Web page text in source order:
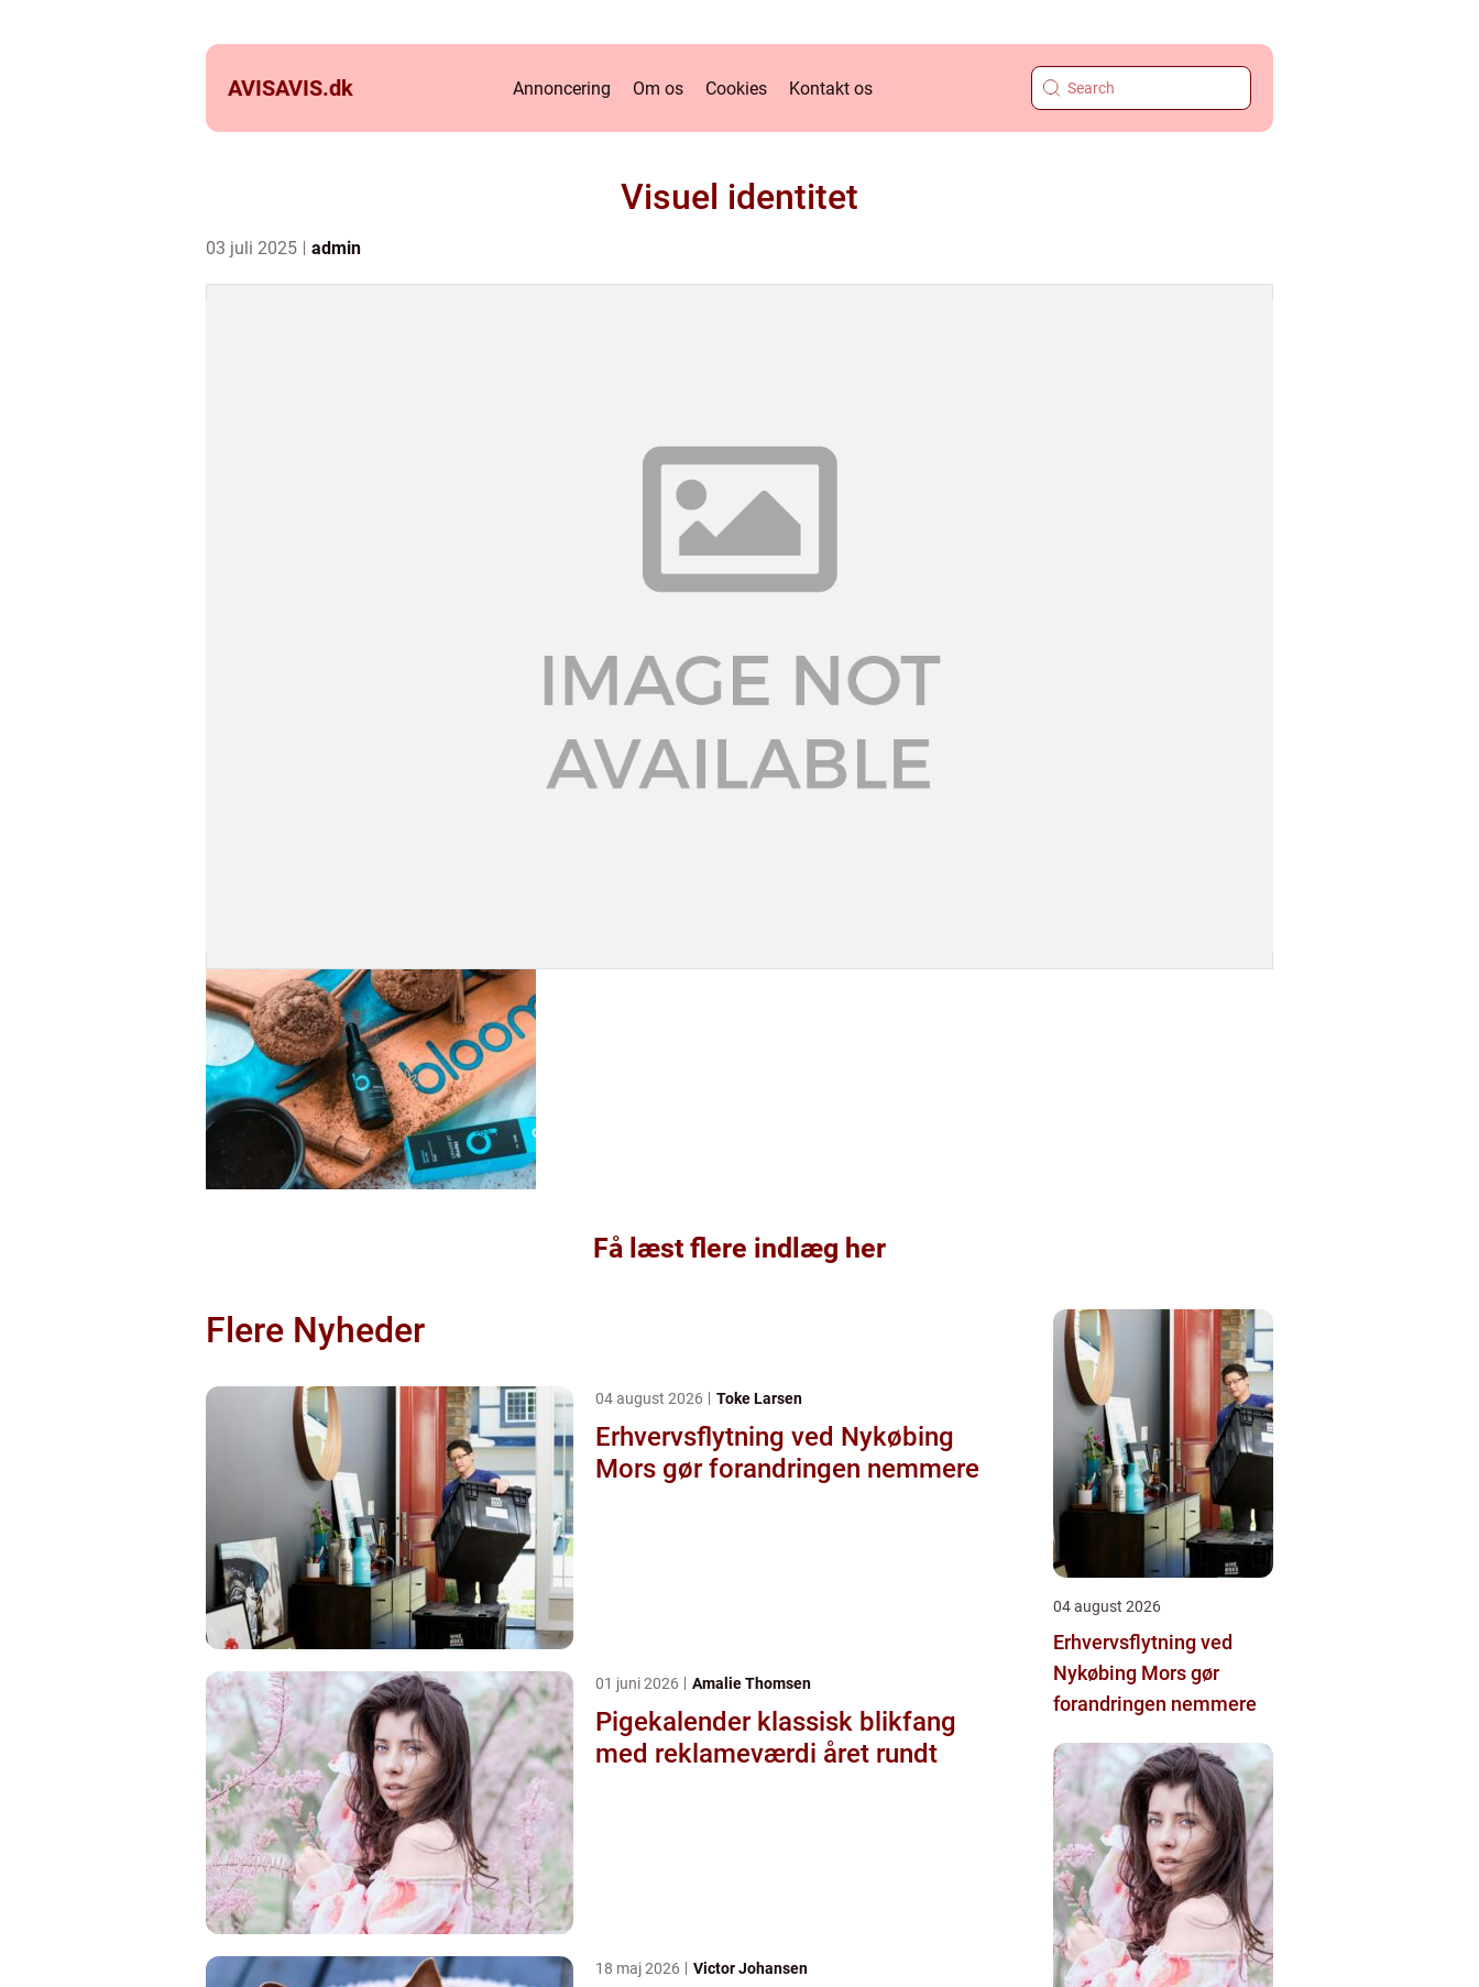
AVISAVIS.dk Annoncering Om os Cookies Kontakt os
Visuel identitet
03 juli 2025 admin
Få læst flere indlæg her
Flere Nyheder
04 august 2026 Toke Larsen
Erhvervsflytning ved Nykøbing
Mors gør forandringen nemmere
01 juni 2026 Amalie Thomsen
Pigekalender klassisk blikfang
med reklameværdi året rundt
18 maj 2026 Victor Johansen
04 august 2026
Erhvervsflytning ved
Nykøbing Mors gør
forandringen nemmere